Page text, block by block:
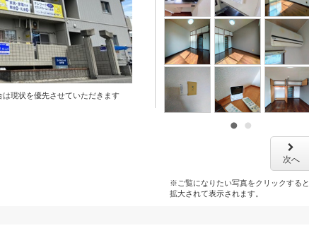
現状を優先させていただきます
次へ
※ご覧になりたい写真をクリックすると
拡大されて表示されます。